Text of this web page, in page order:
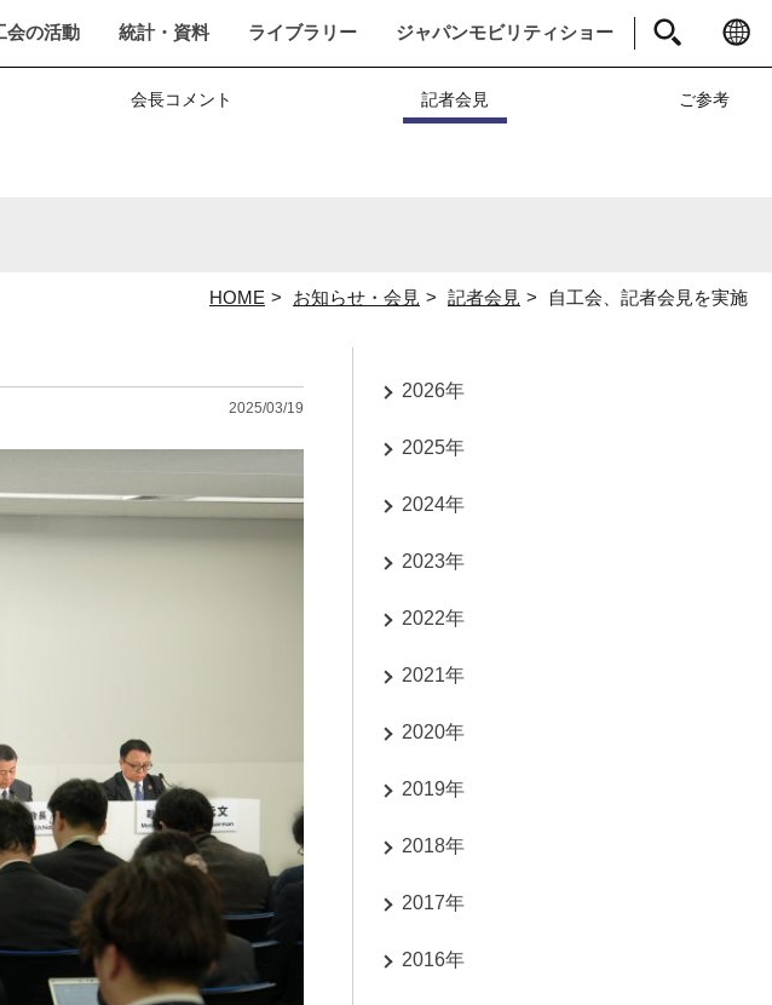
会の活動 統計・資料 ライブラリー ジャパンモビリティショー
会長コメント 記者会見 ご参考
HOME お知らせ・会見 記者会見 自工会、記者会見を実施
2025/03/19
2026年
2025年
2024年
2023年
2022年
2021年
2020年
2019年
2018年
2017年
2016年